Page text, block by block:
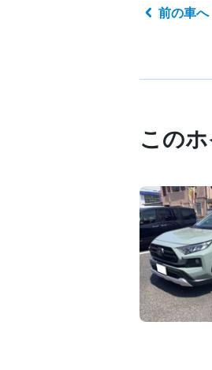
前の車へ
この